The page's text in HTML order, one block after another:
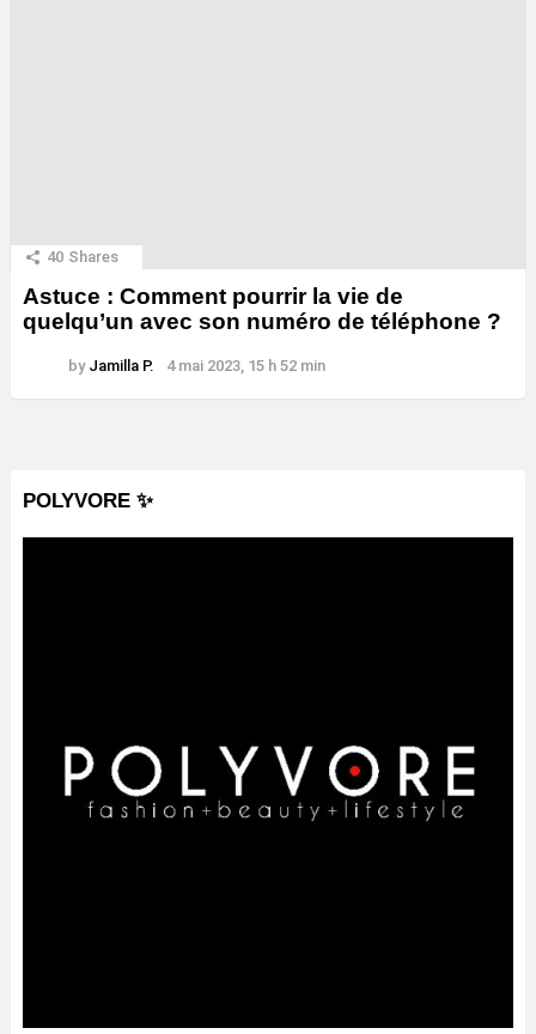
40 Shares
Astuce : Comment pourrir la vie de
quelqu’un avec son numéro de téléphone ?
by Jamilla P. 4 mai 2023, 15 h 52 min
POLYVORE ✨